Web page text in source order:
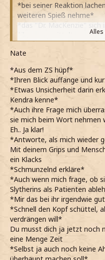
*bei seiner Reaktion
weiteren Spieß nehme*
*das "Dr. MacKenzie" sich
*ihn unvermittelt neugierig
*etwas druckse*
... ich könnte eine gute
*über diesen Weg noch
aber irgendwie sich gut
*es ja noch ein paar Jahre
darüber nachdenke*
Mir gefällt es... vielleicht...
*abwinke und mich wieder
abbeiße*
*der Gedanke sich aber
immer wieder "Hallo"
*in den Ferien mal mit
werde, was sie davon
*bei seinem empörten
*das ein Thema ist, womit
kriegen kann*
*er dann fleißig sich
irgendwann plötzlich inne
*ihn anschaue und mit
Mann" forme*
*Nate ja genau weiß, wie
Alles
Nate
*Aus dem ZS hüpf*
*Ihren Blick auffange und
*Etwas Unsicherheit darin
Kendra kenne*
*Auch ihre Frage mich
sie mich beim Wort nehmen
Eh.. Ja klar!
*Antworte, als mich wieder
Mit deinem Grips und
ein Klacks
*Schmunzelnd erkläre*
*Auch wenn mich frage, ob
Slytherins als Patienten
*Mir das bei ihr irgendwie
*Schnell den Kopf schüttel,
verdrängen will*
Du musst dich ja jetzt noch
eine Menge Zeit
*Selbst ja auch noch keine